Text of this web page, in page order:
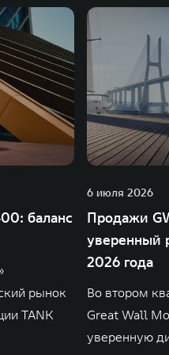
баланс
рынок
TANK
6 июля 2026
Продажи
уверенный
2026 года
Во втором
Great Wall
уверенную